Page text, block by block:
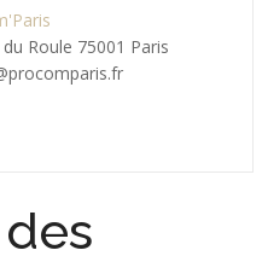
du Roule 75001 Paris